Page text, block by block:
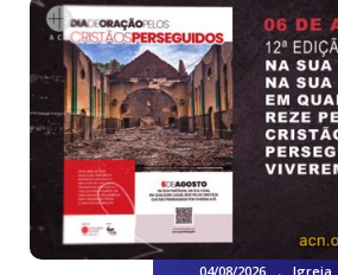
04/08/2026 . Igreja